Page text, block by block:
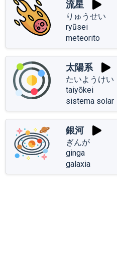
流星
りゅうせい
ryūsei
meteorito
太陽系
たいようけい
taiyōkei
sistema solar
銀河
ぎんが
ginga
galaxia